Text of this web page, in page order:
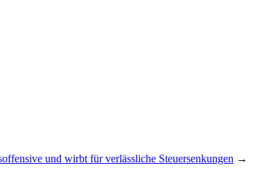
und wirbt für verlässliche Steuersenkungen →